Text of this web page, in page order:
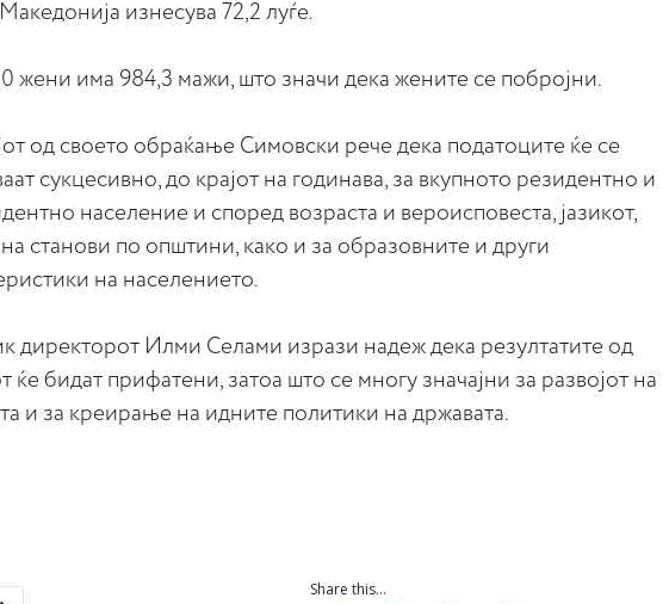
изнесува 72,2 луѓе.
жени има 984,3 мажи, што значи дека жените се побројни.
од своето обраќање Симовски рече дека податоците ќе се
сукцесивно, до крајот на годинава, за вкупното резидентно и
население и според возраста и вероисповеста, јазикот,
станови по општини, како и за образовните и други
на населението.
директорот Илми Селами изрази надеж дека резултатите од
ќе бидат прифатени, затоа што се многу значајни за развојот на
и за креирање на идните политики на државата.
Share this...